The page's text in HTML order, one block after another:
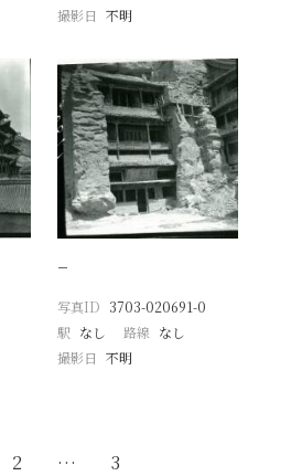
撮影日 不明
−
写真ID 3703-020691-0
駅 なし 路線 なし
撮影日 不明
2 … 3